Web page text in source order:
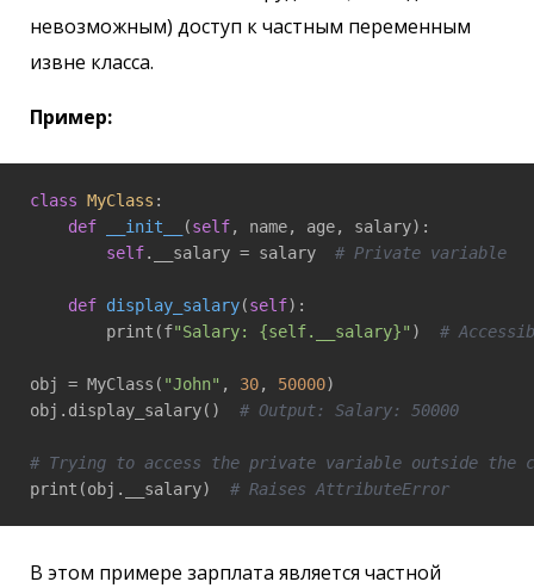
невозможным) доступ к частным переменным
извне класса.
Пример:
class MyClass :
def
__init__ (self, name, age, salary) :
self.__salary = salary # Private variable
def display_salary(self) :
        print(f
"Salary: {self.__salary}" ) #
obj = MyClass( "John" , 30, 50000)
obj.display_salary() # Output: Salary: 50000
# Trying to access the private variable outside the
print(obj.__salary) # Raises AttributeError
В этом примере зарплата является частной